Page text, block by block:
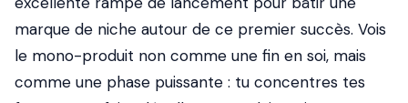
marque de niche autour de ce premier succès. Vois
le mono-produit non comme une fin en soi, mais
comme une phase puissante : tu concentres tes